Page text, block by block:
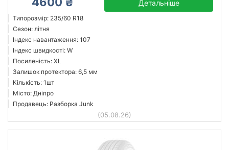
Детальніше
Типорозмір: 235/60 R18
Сезон: літня
Індекс навантаження: 107
Індекс швидкості: W
Посиленість: XL
Залишок протектора: 6,5 мм
Кількість: 1шт
Місто: Дніпро
Продавець: Разборка Junk
(05.08.26)